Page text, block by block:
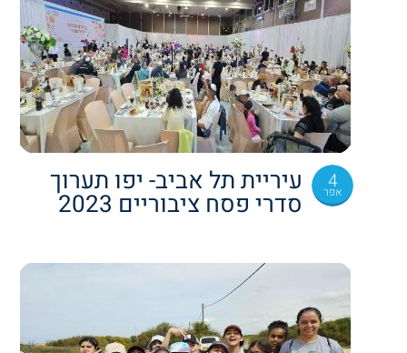
4
אפר עיריית תל אביב- יפו תערוך
סדרי פסח ציבוריים 2023